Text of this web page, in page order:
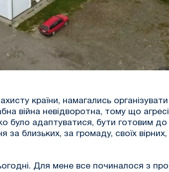
країни, намагались
війна невідворотна, тому що
було адаптуватися, бути готовим
близьких, за громаду, своїх
Для мене все починалося з